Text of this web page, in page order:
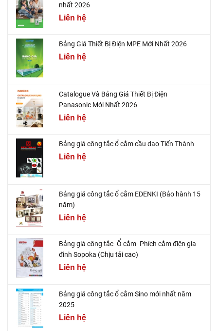
nhất 2026
Liên hệ
Bảng Giá Thiết Bị Điện MPE Mới Nhất 2026
Liên hệ
Catalogue Và Bảng Giá Thiết Bị Điện
Panasonic Mới Nhất 2026
Liên hệ
Bảng giá công tắc ổ cắm cầu dao Tiến Thành
Liên hệ
Bảng giá công tắc ổ cắm EDENKI (Bảo hành 15
năm)
Liên hệ
Bảng giá công tắc- Ổ cắm- Phích cắm điện gia
đình Sopoka (Chịu tải cao)
Liên hệ
Bảng giá công tắc ổ cắm Sino mới nhất năm
2025
Liên hệ